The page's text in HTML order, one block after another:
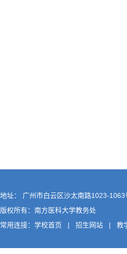
地址： 广州市白云区沙太南路1023-
版权所有：南方医科大学教务处
常用连接： 学校首页 | 招生网站 | 教